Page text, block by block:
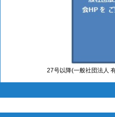
27号以降(一般社団法人